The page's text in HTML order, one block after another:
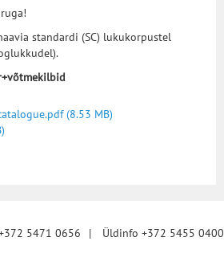
standardi (SC) lukukorpustel
(8.53 MB)
5471 0656 | Üldinfo +372 5455 0400